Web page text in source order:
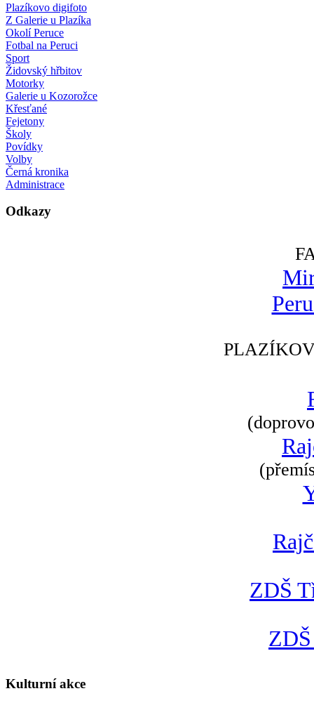
Plazíkovo digifoto
Z Galerie u Plazíka
Okolí Peruce
Fotbal na Peruci
Sport
Židovský hřbitov
Motorky
Galerie u Kozorožce
Křesťané
Fejetony
Školy
Povídky
Volby
Černá kronika
Administrace
Odkazy
ZDŠ
Kulturní akce